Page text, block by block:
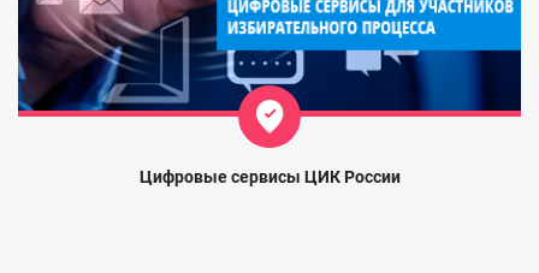
Цифровые сервисы ЦИК России